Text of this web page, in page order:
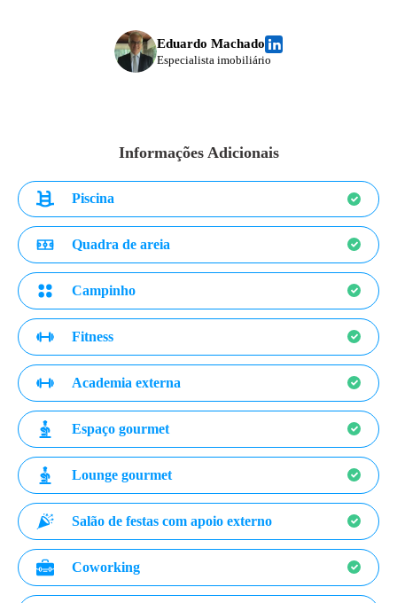
Eduardo Machado
Especialista imobiliário
Informações Adicionais
Piscina
Quadra de areia
Campinho
Fitness
Academia externa
Espaço gourmet
Lounge gourmet
Salão de festas com apoio externo
Coworking